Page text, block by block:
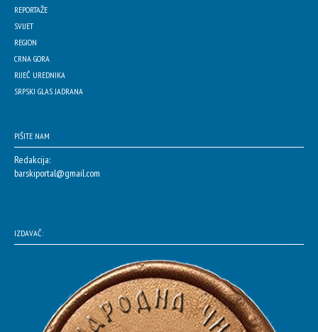
REPORTAŽE
SVIJET
REGION
CRNA GORA
RIJEČ UREDNIKA
SRPSKI GLAS JADRANA
PIŠITE NAM
Redakcija:
barskiportal@gmail.com
IZDAVAČ: